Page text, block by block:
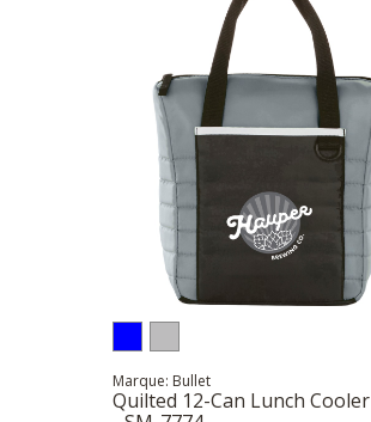
Marque: Bullet
Quilted 12-Can Lunch Cooler